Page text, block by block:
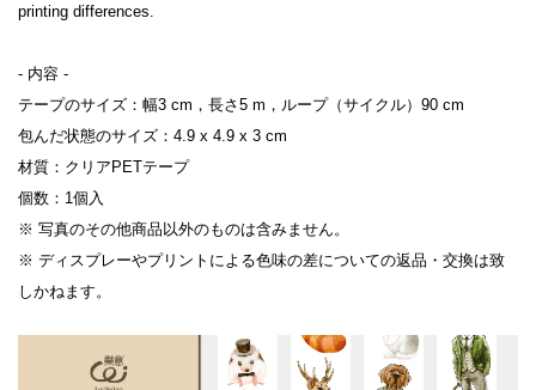
printing differences.
- 内容 -
テープのサイズ：幅3 cm，長さ5 m，ループ（サイクル）90 cm
包んだ状態のサイズ：4.9 x 4.9 x 3 cm
材質：クリアPETテープ
個数：1個入
※ 写真のその他商品以外のものは含みません。
※ ディスプレーやプリントによる色味の差についての返品・交換は致
しかねます。